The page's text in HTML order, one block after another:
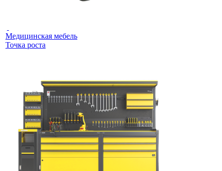
Медицинская мебель
Точка роста